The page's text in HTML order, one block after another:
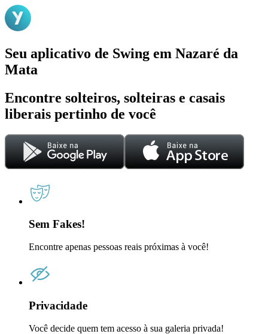
Seu aplicativo de Swing em Nazaré da
Mata
Encontre solteiros, solteiras e casais
liberais pertinho de você
Sem Fakes!
Encontre apenas pessoas reais próximas à você!
Privacidade
Você decide quem tem acesso à sua galeria privada!